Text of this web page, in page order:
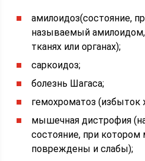
амилоидоз(состояние,
называемый
тканях или органах);
саркоидоз;
болезнь Шагаса;
гемохроматоз (избыток
мышечная дистрофия
состояние, при
повреждены и слабы);